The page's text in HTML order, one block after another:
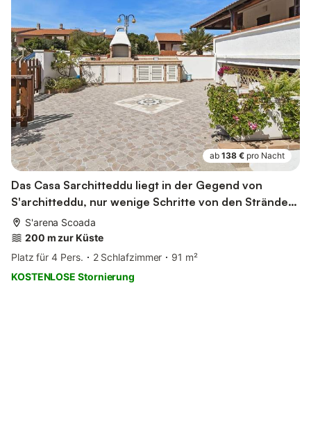
ab 138 € pro Nacht
Das Casa Sarchitteddu liegt in der Gegend von
S'architteddu, nur wenige Schritte von den Stränden
vo...S'arena Scoada
200 m zur Küste
Platz für 4 Pers.
2 Schlafzimmer
91 m²
KOSTENLOSE Stornierung